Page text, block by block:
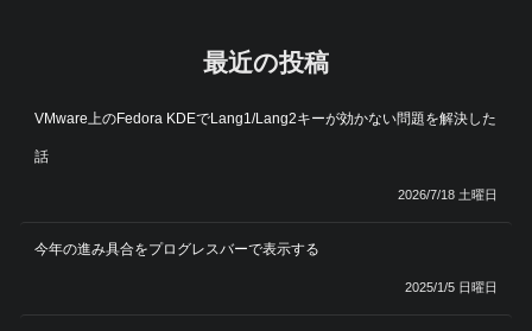
最近の投稿
VMware上のFedora KDEでLang1/Lang2キーが効かない問題を解決した
話
2026/7/18 土曜日
今年の進み具合をプログレスバーで表示する
2025/1/5 日曜日